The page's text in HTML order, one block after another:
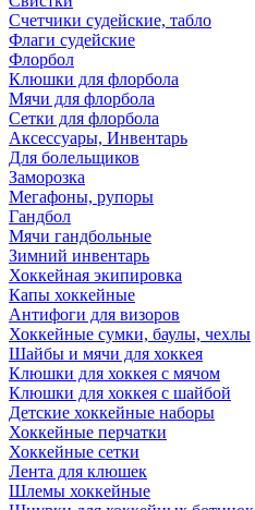
Счетчики судейские, табло
Флаги судейские
Флорбол
Клюшки для флорбола
Мячи для флорбола
Сетки для флорбола
Аксессуары, Инвентарь
Для болельщиков
Заморозка
Мегафоны, рупоры
Гандбол
Мячи гандбольные
Зимний инвентарь
Хоккейная экипировка
Капы хоккейные
Антифоги для визоров
Хоккейные сумки, баулы, чехлы
Шайбы и мячи для хоккея
Клюшки для хоккея с мячом
Клюшки для хоккея с шайбой
Детские хоккейные наборы
Хоккейные перчатки
Хоккейные сетки
Лента для клюшек
Шлемы хоккейные